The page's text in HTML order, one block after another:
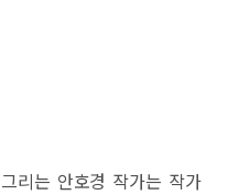
리는 안호경 작가는 작가